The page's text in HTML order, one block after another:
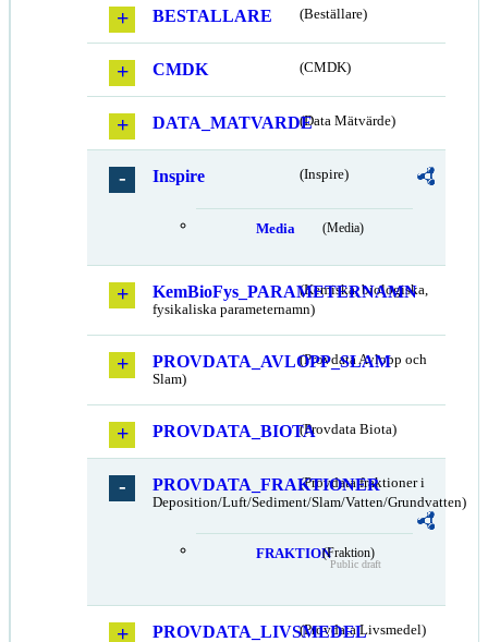
BESTALLARE (Beställare)
CMDK (CMDK)
DATA_MATVARDE(Data Mätvärde)
Inspire (Inspire)
Media (Media)
KemBioFys_PARAMETERNAMN
(Kemiska, biologiska,
fysikaliska parameternamn)
PROVDATA_AVLOPP_SLAM
(Provdata Avlopp och
Slam)
PROVDATA_BIOTA(Provdata Biota)
PROVDATA_FRAKTIONER
(Provdata fraktioner i
Deposition/Luft/Sediment/Slam/Vatten/Grundvatten)
FRAKTION(Fraktion)
Public draft
PROVDATA_LIVSMEDEL
(Provdata Livsmedel)